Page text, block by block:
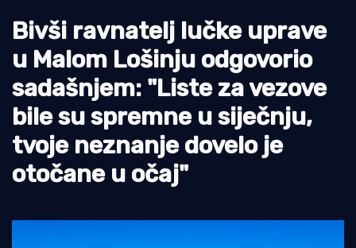
Pomorstvo
Ribolov
Ekologija
Tradicija i kultura
Bivši ravnatelj lučke uprave
u Malom Lošinju odgovorio
sadašnjem: "Liste za vezove
bile su spremne u siječnju,
tvoje neznanje dovelo je
otočane u očaj"